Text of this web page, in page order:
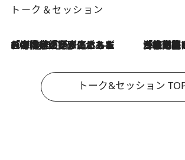
トーク＆セッション
2026.8.3
「今後値上げがあるとすれば…」「リスクがあるのは今年の冬」エネルギー専門家が語る、ホルムズ海峡封鎖が家庭にもたらす“ある心配” 2026.8.3
「住宅建てられない…」「サーチャージ料の高値が続いている」ホルムズ海峡封鎖による影
トーク&セッション